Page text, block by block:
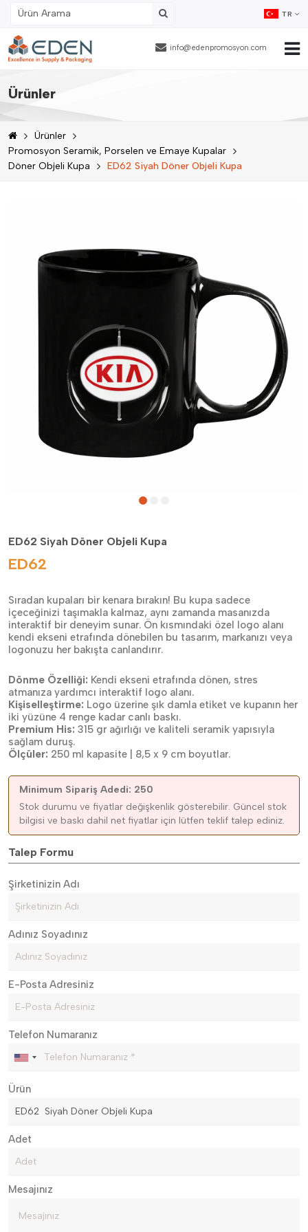
info@edenpromosyon.com
TR
Ana Sayfa
Hakkımızda
Ürünler
Fason Ambalajlama
İnsan Kaynakları
Ürünler
Ürünler
Promosyon Seramik, Porselen ve Emaye Kupalar
Döner Objeli Kupa
ED62 Siyah Döner Objeli Kupa
ED62 Siyah Döner Objeli Kupa
ED62
Sıradan kupaları bir kenara bırakın! Bu kupa sadece
içeceğinizi taşımakla kalmaz, aynı zamanda masanızda
interaktif bir deneyim sunar. Ön kısmındaki özel logo alanı
kendi ekseni etrafında dönebilen bu tasarım, markanızı veya
logonuzu her bakışta canlandırır.
Dönme Özelliği: Kendi ekseni etrafında dönen, stres
atmanıza yardımcı interaktif logo alanı.
Kişiselleştirme: Logo üzerine şık damla etiket ve kupanın her
iki yüzüne 4 renge kadar canlı baskı.
Premium His: 315 gr ağırlığı ve kaliteli seramik yapısıyla
sağlam duruş.
Ölçüler: 250 ml kapasite | 8,5 x 9 cm boyutlar.
Minimum Sipariş Adedi: 250
Stok durumu ve fiyatlar değişkenlik gösterebilir. Güncel stok
bilgisi ve baskı dahil net fiyatlar için lütfen teklif talep ediniz.
Talep Formu
Şirketinizin Adı
Adınız Soyadınız
E-Posta Adresiniz
Telefon Numaranız
Ürün
Adet
Mesajınız